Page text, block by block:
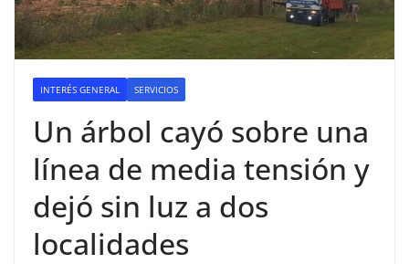
INTERÉS GENERAL SERVICIOS
Un árbol cayó sobre una
línea de media tensión y
dejó sin luz a dos
localidades